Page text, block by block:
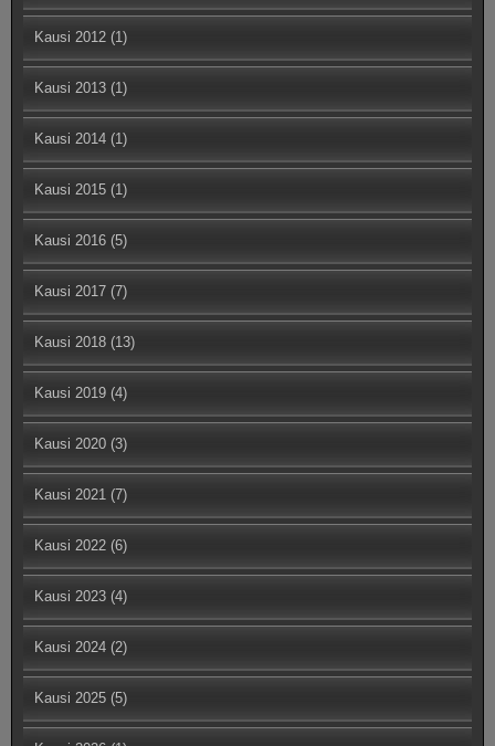
Kausi 2012 (1)
Kausi 2013 (1)
Kausi 2014 (1)
Kausi 2015 (1)
Kausi 2016 (5)
Kausi 2017 (7)
Kausi 2018 (13)
Kausi 2019 (4)
Kausi 2020 (3)
Kausi 2021 (7)
Kausi 2022 (6)
Kausi 2023 (4)
Kausi 2024 (2)
Kausi 2025 (5)